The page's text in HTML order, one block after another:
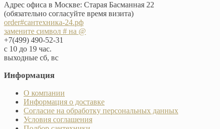
Адрес офиса в Москве: Старая Басманная 22
(обязательно согласуйте время визита)
order#сантехника-24.рф
замените символ # на @
+7(499) 490-52-31
с 10 до 19 час.
выходные сб, вс
Информация
О компании
Информация о доставке
Согласие на обработку персональных данных
Условия соглашения